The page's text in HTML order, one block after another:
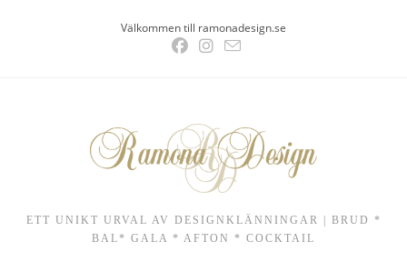
Välkommen till ramonadesign.se
ETT UNIKT URVAL AV DESIGNKLÄNNINGAR | BRUD *
BAL* GALA * AFTON * COCKTAIL